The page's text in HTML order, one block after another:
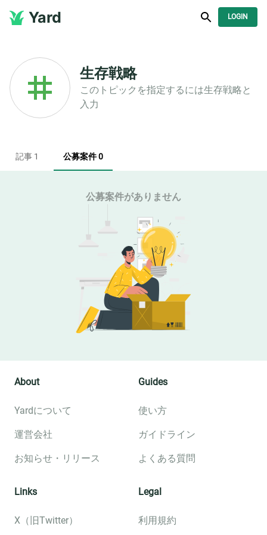
Yard LOGIN
生存戦略
このトピックを指定するには生存戦略 と
入力
記事 1 公募案件 0
公募案件がありません
About
Yardについて
運営会社
お知らせ・リリース
Guides
使い方
ガイドライン
よくある質問
Links
X（旧Twitter）
Legal
利用規約